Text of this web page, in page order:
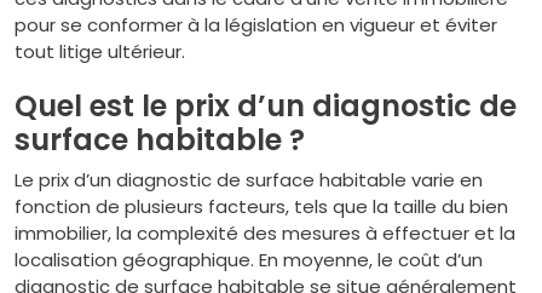
pour se conformer à la législation en vigueur et éviter
tout litige ultérieur.
Quel est le prix d’un diagnostic de
surface habitable ?
Le prix d’un diagnostic de surface habitable varie en
fonction de plusieurs facteurs, tels que la taille du bien
immobilier, la complexité des mesures à effectuer et la
localisation géographique. En moyenne, le coût d’un
diagnostic de surface habitable se situe généralement